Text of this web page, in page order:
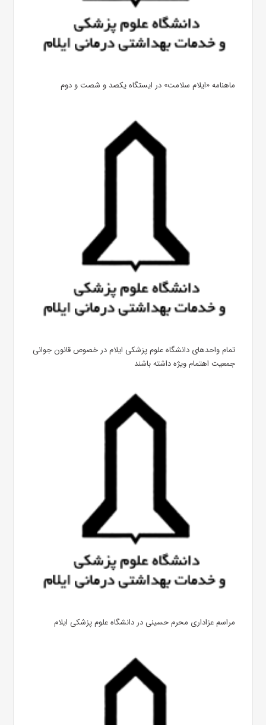
ماهنامه «ایلام سلامت» در ایستگاه یکصد و شصت و دوم
تمام واحدهای دانشگاه علوم پزشکی ایلام در خصوص قانون جوانی
جمعیت اهتمام ویژه داشته باشند
مراسم عزاداری محرم حسینی در دانشگاه علوم پزشکی ایلام